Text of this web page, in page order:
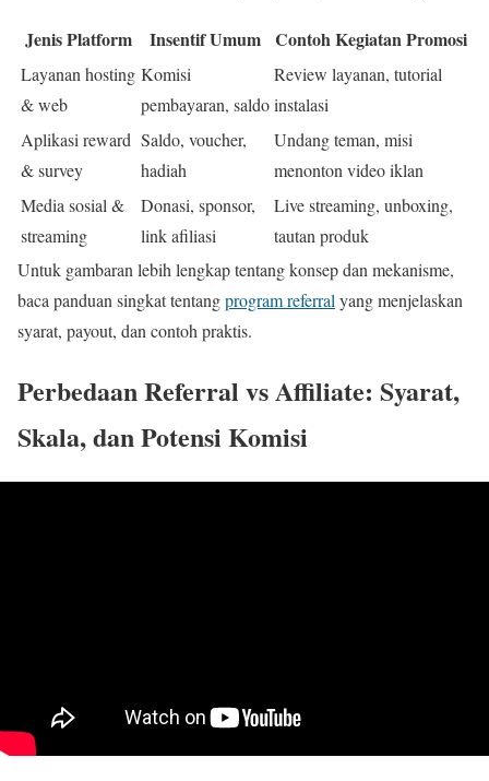
Jenis Platform Insentif Umum Contoh Kegiatan Promosi
Layanan hosting
& web
Komisi
pembayaran, saldo
Review layanan, tutorial
instalasi
Aplikasi reward
& survey
Saldo, voucher,
hadiah
Undang teman, misi
menonton video iklan
Media sosial &
streaming
Donasi, sponsor,
link afiliasi
Live streaming, unboxing,
tautan produk
Untuk gambaran lebih lengkap tentang konsep dan mekanisme,
baca panduan singkat tentangprogram referral yang menjelaskan
syarat, payout, dan contoh praktis.
Perbedaan Referral vs Affiliate: Syarat,
Skala, dan Potensi Komisi